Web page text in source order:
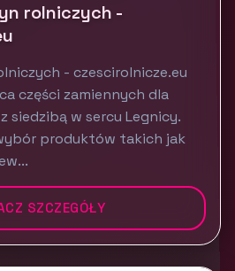
rolniczych -
- czescirolnicze.eu
części zamiennych dla
siedzibą w sercu Legnicy.
produktów takich jak
SZCZEGÓŁY